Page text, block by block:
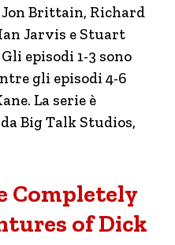
Brittain, Richard
Jarvis e Stuart
episodi 1-3 sono
gli episodi 4-6
La serie è
Big Talk Studios,
Completely
of Dick